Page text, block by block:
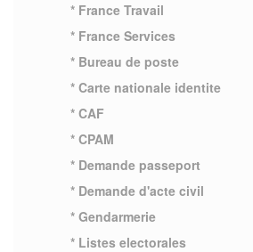
* France Travail
* France Services
* Bureau de poste
* Carte nationale identite
* CAF
* CPAM
* Demande passeport
* Demande d'acte civil
* Gendarmerie
* Listes electorales